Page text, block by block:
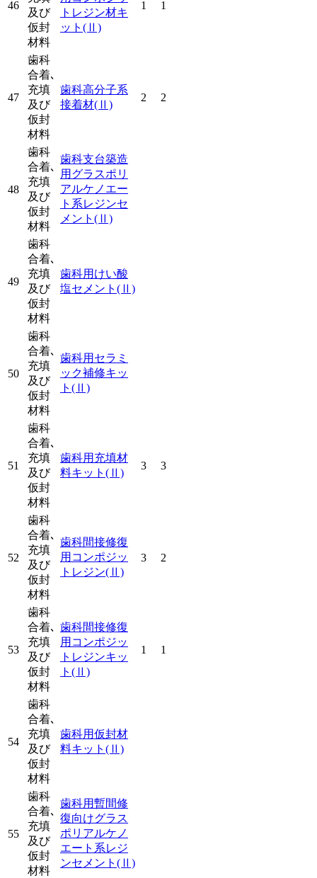
46
及び
仮封
材料
トレジン材キ
ット (Ⅱ)
1 1
47
歯科
合着､
充填
及び
仮封
材料
歯科高分子系
接着材(Ⅱ)
2 2
48
歯科
合着､
充填
及び
仮封
材料
歯科支台築造
用グラスポリ
アルケノエー
ト系レジンセ
メント (Ⅱ)
49
歯科
合着､
充填
及び
仮封
材料
歯科用けい酸
塩セメント (Ⅱ)
50
歯科
合着､
充填
及び
仮封
材料
歯科用セラミ
ック補修キッ
ト (Ⅱ)
51
歯科
合着､
充填
及び
仮封
材料
歯科用充填材
料キット (Ⅱ)
3 3
52
歯科
合着､
充填
及び
仮封
材料
歯科間接修復
用コンポジッ
トレジン(Ⅱ)
3 2
53
歯科
合着､
充填
及び
仮封
材料
歯科間接修復
用コンポジッ
トレジンキッ
ト (Ⅱ)
1 1
54
歯科
合着､
充填
及び
仮封
材料
歯科用仮封材
料キット (Ⅱ)
55
歯科
合着､
充填
及び
仮封
材料
歯科用暫間修
復向けグラス
ポリアルケノ
エート系レジ
ンセメント (Ⅱ)